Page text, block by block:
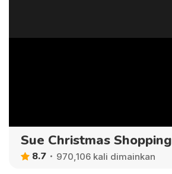
Sue Christmas Shopping
8.7 970,106 kali dimainkan